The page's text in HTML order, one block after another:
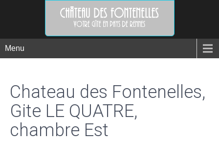
Menu
Chateau des Fontenelles,
Gite LE QUATRE,
chambre Est